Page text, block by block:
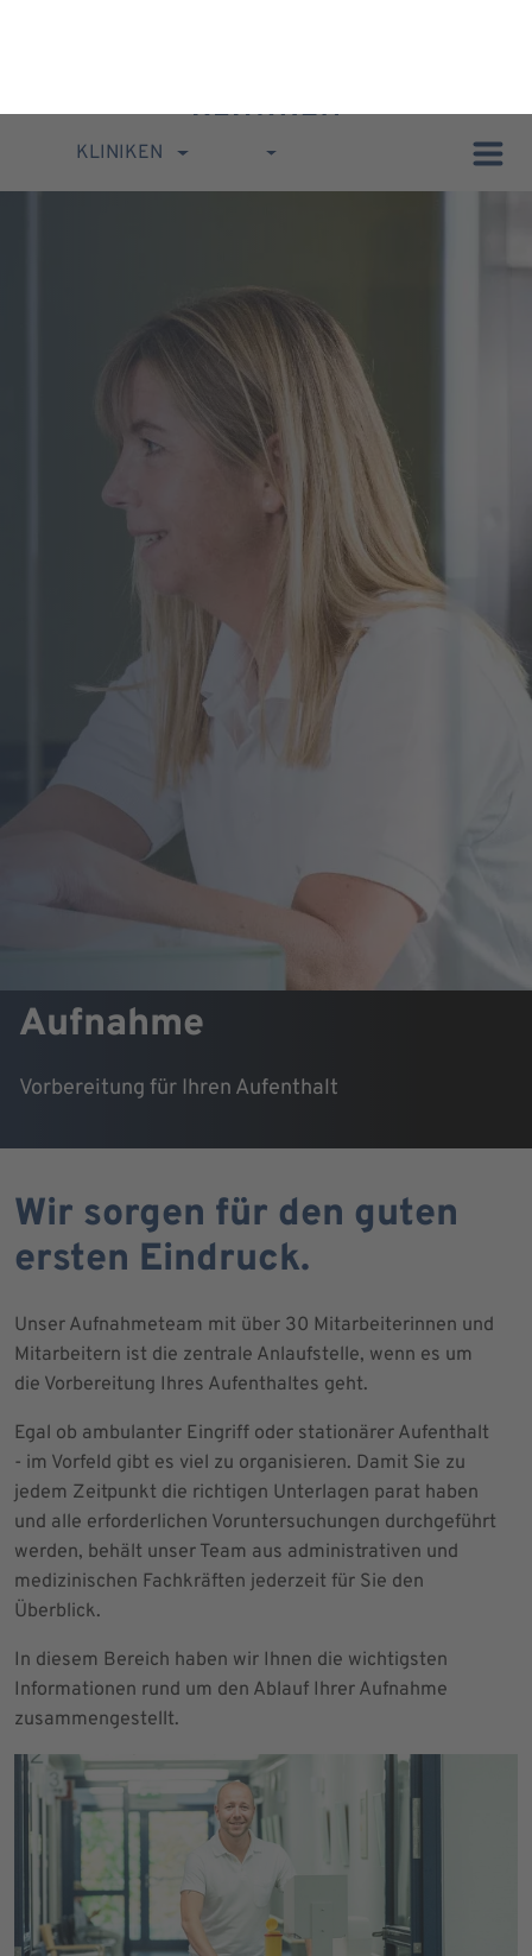
KLINIKEN
Aufnahme
Vorbereitung für Ihren Aufenthalt
Wir sorgen für den guten
ersten Eindruck.
Unser Aufnahmeteam mit über 30 Mitarbeiterinnen und
Mitarbeitern ist die zentrale Anlaufstelle, wenn es um
die Vorbereitung Ihres Aufenthaltes geht.
Egal ob ambulanter Eingriff oder stationärer Aufenthalt
- im Vorfeld gibt es viel zu organisieren. Damit Sie zu
jedem Zeitpunkt die richtigen Unterlagen parat haben
und alle erforderlichen Voruntersuchungen durchgeführt
werden, behält unser Team aus administrativen und
medizinischen Fachkräften jederzeit für Sie den
Überblick.
In diesem Bereich haben wir Ihnen die wichtigsten
Informationen rund um den Ablauf Ihrer Aufnahme
zusammengestellt.